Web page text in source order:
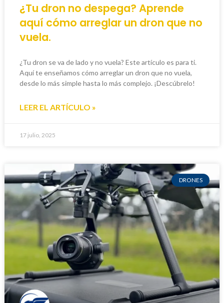
¿Tu dron no despega? Aprende
aquí cómo arreglar un dron que no
vuela.
¿Tu dron se va de lado y no vuela? Este artículo es para ti.
Aquí te enseñamos cómo arreglar un dron que no vuela,
desde lo más simple hasta lo más complejo. ¡Descúbrelo!
LEER EL ARTÍCULO »
17 julio, 2025
DRONES